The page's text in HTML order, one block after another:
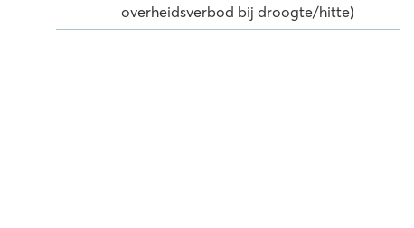
overheidsverbod bij droogte/hitte)